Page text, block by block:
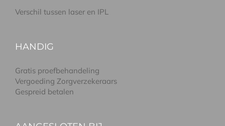
Verschil tussen laser en IPL
HANDIG
Gratis proefbehandeling
Vergoeding Zorgverzekeraars
Gespreid betalen